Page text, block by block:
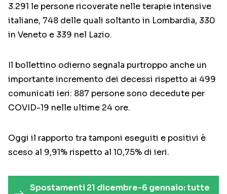
3.291 le persone ricoverate nelle terapie intensive
italiane, 748 delle quali soltanto in Lombardia, 330
in Veneto e 339 nel Lazio.
Il bollettino odierno segnala purtroppo anche un
importante incremento dei decessi rispetto ai 499
comunicati ieri: 887 persone sono decedute per
COVID-19 nelle ultime 24 ore.
Oggi il rapporto tra tamponi eseguiti e positivi è
sceso al 9,91% rispetto al 10,75% di ieri.
Spostamenti 21 dicembre-6 gennaio: tutte